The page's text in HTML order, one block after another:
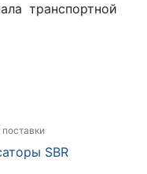
транспортной
SBR